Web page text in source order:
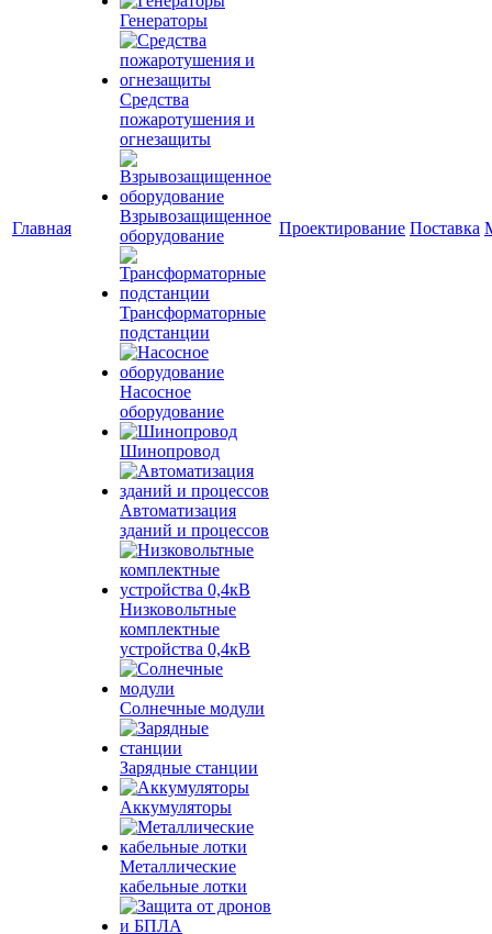
Главная
Генераторы
Средства
пожаротушения и
огнезащиты
Взрывозащищенное
оборудование
Трансформаторные
подстанции
Насосное
оборудование
Шинопровод
Автоматизация
зданий и процессов
Низковольтные
комплектные
устройства 0,4кВ
Солнечные модули
Зарядные станции
Аккумуляторы
Металлические
кабельные лотки
Проектирование Поставка